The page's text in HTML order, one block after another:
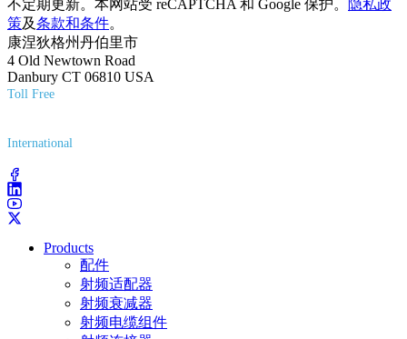
不定期更新。本网站受 reCAPTCHA 和 Google 保护。
隐私政
策及条款和条件。
康涅狄格州丹伯里市
4 Old Newtown Road
Danbury CT 06810 USA
Toll Free
International
Products
配件
射频适配器
射频衰减器
射频电缆组件